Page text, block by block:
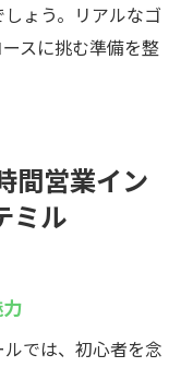
ょう。リアルなゴ
スに挑む準備を整
間営業イン
ミル
では、初心者を念